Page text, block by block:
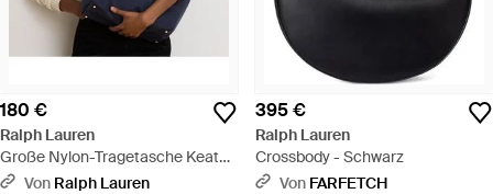
180 €
Ralph Lauren
Große Nylon-Tragetasche Keaton
- Schwarz
Von Ralph Lauren
395 €
Ralph Lauren
Crossbody - Schwarz
Von FARFETCH